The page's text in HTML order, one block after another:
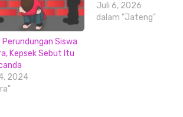
Perundungan Siswa
Kepsek Sebut Itu
2024
Juli 6, 2026
dalam "Jateng"